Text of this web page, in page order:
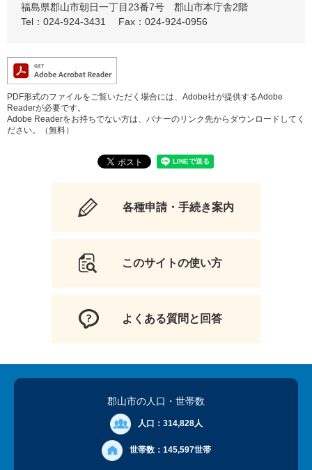
福島県郡山市朝日一丁目23番7号 郡山市本庁舎2階
Tel：024-924-3431
Fax：024-924-0956
PDF形式のファイルをご覧いただく場合には、Adobe社が提供するAdobe
Readerが必要です。
Adobe Readerをお持ちでない方は、バナーのリンク先からダウンロードしてく
ださい。（無料）
各種申請・手続き案内
このサイトの使い方
よくある質問と回答
郡山市の人口 ・世帯数
人口： 314,828人
世帯数： 145,597世帯